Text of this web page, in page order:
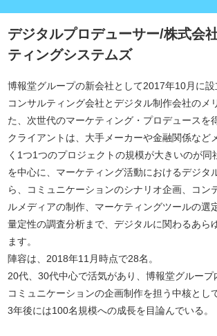
デジタルプロデューサー/株式会
ティングシステムズ
博報堂グループの新会社として2017年10月に設
コンサルティング会社とデジタル制作会社のメ
た、次世代のマーケティング・プロデュースを
クライアントは、大手メーカーや金融関係など
く1つ1つのプロジェクトの規模が大きいのが同
を中心に、マーケティング活動におけるデジタ
ら、コミュニケーションのシナリオ企画、コン
ルメディアの制作、マーケティングツールの選
量定性の調査分析まで、デジタルに関わるあら
ます。
陣容は、2018年11月時点で28名。
20代、30代中心で活気があり、博報堂グルー
コミュニケーションの企画制作を担う中核とし
3年後には100名規模への成長を目論んでいる。